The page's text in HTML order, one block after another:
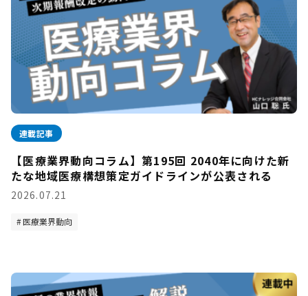
連載記事
【医療業界動向コラム】第195回 2040年に向けた新
たな地域医療構想策定ガイドラインが公表される
2026.07.21
医療業界動向